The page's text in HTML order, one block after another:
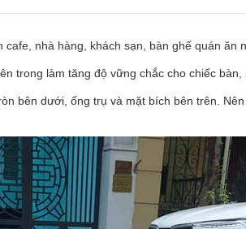
nhà hàng, khách sạn, bàn ghế quán
trong làm tăng độ vững chắc cho chiếc
bên dưới, ống trụ và mặt bích bên trên.